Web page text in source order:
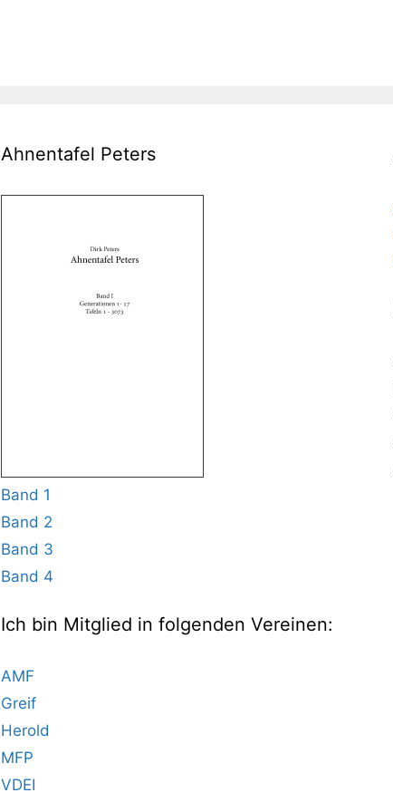
Ahnentafel Peters
Band 1
Band 2
Band 3
Band 4
Ich bin Mitglied in folgenden Vereinen:
AMF
Greif
Herold
MFP
VDEI